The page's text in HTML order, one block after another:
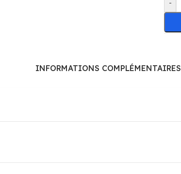
INFORMATIONS COMPLÉMENTAIRES